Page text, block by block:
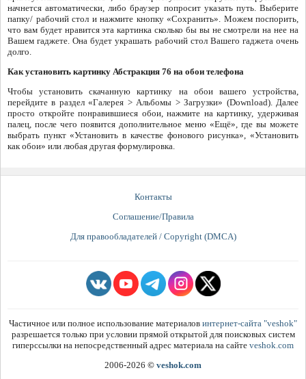
начнется автоматически, либо браузер попросит указать путь. Выберите
папку/ рабочий стол и нажмите кнопку «Сохранить». Можем поспорить,
что вам будет нравится эта картинка сколько бы вы не смотрели на нее на
Вашем гаджете. Она будет украшать рабочий стол Вашего гаджета очень
долго.
Как установить картинку Абстракция 76 на обои телефона
Чтобы установить скачанную картинку на обои вашего устройства,
перейдите в раздел «Галерея > Альбомы > Загрузки» (Download). Далее
просто откройте понравившиеся обои, нажмите на картинку, удерживая
палец, после чего появится дополнительное меню «Ещё», где вы можете
выбрать пункт «Установить в качестве фонового рисунка», «Установить
как обои» или любая другая формулировка.
Контакты
Соглашение/Правила
Для правообладателей / Copyright (DMCA)
Частичное или полное использование материалов интернет-сайта "veshok"
разрешается только при условии прямой открытой для поисковых систем
гиперссылки на непосредственный адрес материала на сайте veshok.com
2006-2026 © veshok.com